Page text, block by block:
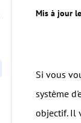
Mis à jour
Si vous
système
objectif. Il